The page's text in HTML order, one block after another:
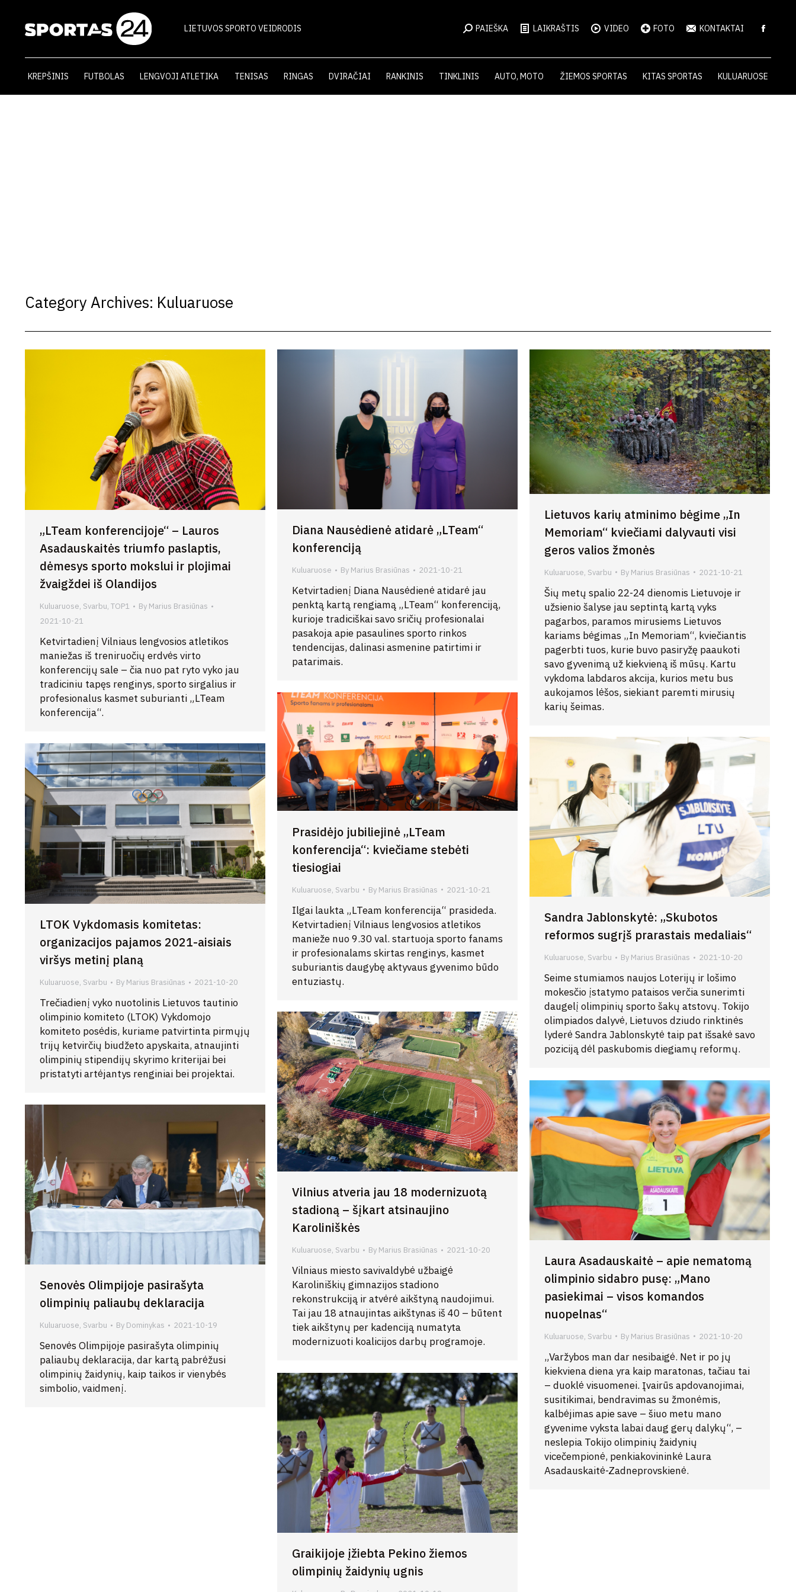
LIETUVOS SPORTO VEIDRODIS PAIEŠKA LAIKRAŠTIS VIDEO FOTO KONTAKTAI
KREPŠINIS FUTBOLAS LENGVOJI ATLETIKA TENISAS RINGAS DVIRAČIAI RANKINIS TINKLINIS AUTO, MOTO ŽIEMOS SPORTAS KITAS SPORTAS KULUARUOSE
Category Archives: Kuluaruose
„LTeam konferencijoje“ – Lauros
Asadauskaitės triumfo paslaptis,
dėmesys sporto mokslui ir plojimai
žvaigždei iš Olandijos
Kuluaruose, Svarbu, TOP1 By Marius Brasiūnas
2021-10-21
Ketvirtadienį Vilniaus lengvosios atletikos
maniežas iš treniruočių erdvės virto
konferencijų sale – čia nuo pat ryto vyko jau
tradiciniu tapęs renginys, sporto sirgalius ir
profesionalus kasmet suburianti „LTeam
konferencija“.
Diana Nausėdienė atidarė „LTeam“
konferenciją
Kuluaruose By Marius Brasiūnas 2021-10-21
Ketvirtadienį Diana Nausėdienė atidarė jau
penktą kartą rengiamą „LTeam“ konferenciją,
kurioje tradiciškai savo sričių profesionalai
pasakoja apie pasaulines sporto rinkos
tendencijas, dalinasi asmenine patirtimi ir
patarimais.
Lietuvos karių atminimo bėgime „In
Memoriam“ kviečiami dalyvauti visi
geros valios žmonės
Kuluaruose, Svarbu By Marius Brasiūnas 2021-10-21
Šių metų spalio 22-24 dienomis Lietuvoje ir
užsienio šalyse jau septintą kartą vyks
pagarbos, paramos mirusiems Lietuvos
kariams bėgimas „In Memoriam“, kviečiantis
pagerbti tuos, kurie buvo pasiryžę paaukoti
savo gyvenimą už kiekvieną iš mūsų. Kartu
vykdoma labdaros akcija, kurios metu bus
aukojamos lėšos, siekiant paremti mirusių
karių šeimas.
Prasidėjo jubiliejinė „LTeam
konferencija“: kviečiame stebėti
tiesiogiai
Kuluaruose, Svarbu By Marius Brasiūnas 2021-10-21
Ilgai laukta „LTeam konferencija“ prasideda.
Ketvirtadienį Vilniaus lengvosios atletikos
manieže nuo 9.30 val. startuoja sporto fanams
ir profesionalams skirtas renginys, kasmet
suburiantis daugybę aktyvaus gyvenimo būdo
entuziastų.
Sandra Jablonskytė: „Skubotos
reformos sugrįš prarastais medaliais“
Kuluaruose, Svarbu By Marius Brasiūnas 2021-10-20
Seime stumiamos naujos Loterijų ir lošimo
mokesčio įstatymo pataisos verčia sunerimti
daugelį olimpinių sporto šakų atstovų. Tokijo
olimpiados dalyvė, Lietuvos dziudo rinktinės
lyderė Sandra Jablonskytė taip pat išsakė savo
poziciją dėl paskubomis diegiamų reformų.
LTOK Vykdomasis komitetas:
organizacijos pajamos 2021-aisiais
viršys metinį planą
Kuluaruose, Svarbu By Marius Brasiūnas 2021-10-20
Trečiadienį vyko nuotolinis Lietuvos tautinio
olimpinio komiteto (LTOK) Vykdomojo
komiteto posėdis, kuriame patvirtinta pirmųjų
trijų ketvirčių biudžeto apyskaita, atnaujinti
olimpinių stipendijų skyrimo kriterijai bei
pristatyti artėjantys renginiai bei projektai.
Vilnius atveria jau 18 modernizuotą
stadioną – šįkart atsinaujino
Karoliniškės
Kuluaruose, Svarbu By Marius Brasiūnas 2021-10-20
Vilniaus miesto savivaldybė užbaigė
Karoliniškių gimnazijos stadiono
rekonstrukciją ir atvėrė aikštyną naudojimui.
Tai jau 18 atnaujintas aikštynas iš 40 – būtent
tiek aikštynų per kadenciją numatyta
modernizuoti koalicijos darbų programoje.
Laura Asadauskaitė – apie nematomą
olimpinio sidabro pusę: „Mano
pasiekimai – visos komandos
nuopelnas“
Kuluaruose, Svarbu By Marius Brasiūnas 2021-10-20
„Varžybos man dar nesibaigė. Net ir po jų
kiekviena diena yra kaip maratonas, tačiau tai
– duoklė visuomenei. Įvairūs apdovanojimai,
susitikimai, bendravimas su žmonėmis,
kalbėjimas apie save – šiuo metu mano
gyvenime vyksta labai daug gerų dalykų“, –
neslepia Tokijo olimpinių žaidynių
vicečempionė, penkiakovininkė Laura
Asadauskaitė-Zadneprovskienė.
Senovės Olimpijoje pasirašyta
olimpinių paliaubų deklaracija
Kuluaruose, Svarbu By Dominykas 2021-10-19
Senovės Olimpijoje pasirašyta olimpinių
paliaubų deklaracija, dar kartą pabrėžusi
olimpinių žaidynių, kaip taikos ir vienybės
simbolio, vaidmenį.
Graikijoje įžiebta Pekino žiemos
olimpinių žaidynių ugnis